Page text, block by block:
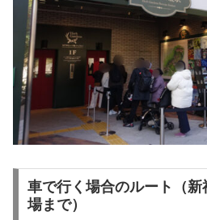
車で行く場合のルート（
場まで）